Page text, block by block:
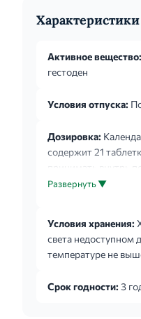
Характеристики
Активное вещество:
гестоден
Условия отпуска:
Дозировка:
содержит 21
принимать внутрь
течение 21 дня
соответствующий
упаковке, следуя
следующей
наступает
Развернуть ▼
Условия хранения:
света недоступном
температуре не
Срок годности: 3